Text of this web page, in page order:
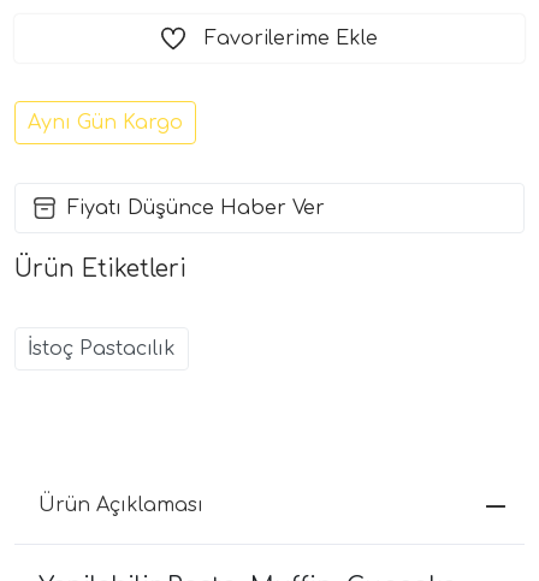
Favorilerime Ekle
Aynı Gün Kargo
Fiyatı Düşünce Haber Ver
Ürün Etiketleri
İstoç Pastacılık
Ürün Açıklaması